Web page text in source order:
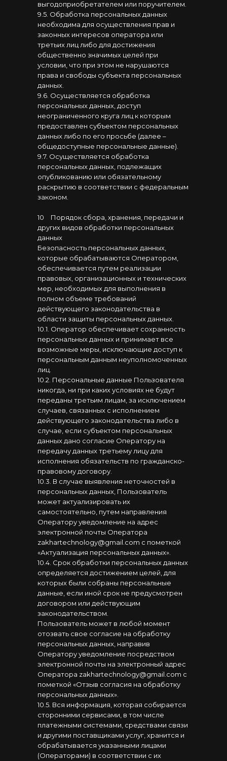
выгодоприобретателем или поручителем.
9.5. Обработка персональных данных
необходима для осуществления прав и
законных интересов оператора или
третьих лиц либо для достижения
общественно значимых целей при
условии, что при этом не нарушаются
права и свободы субъекта персональных
данных.
9.6. Осуществляется обработка
персональных данных, доступ
неограниченного круга лиц к которым
предоставлен субъектом персональных
данных либо по его просьбе (далее –
общедоступные персональные данные).
9.7. Осуществляется обработка
персональных данных, подлежащих
опубликованию или обязательному
раскрытию в соответствии с федеральным
законом.
10
Порядок сбора, хранения, передачи и
других видов обработки персональных
данных
Безопасность персональных данных,
которые обрабатываются Оператором,
обеспечивается путем реализации
правовых, организационных и технических
мер, необходимых для выполнения в
полном объеме требований
действующего законодательства в
области защиты персональных данных.
10.1. Оператор обеспечивает сохранность
персональных данных и принимает все
возможные меры, исключающие доступ к
персональным данным неуполномоченных
лиц.
10.2. Персональные данные Пользователя
никогда, ни при каких условиях не будут
переданы третьим лицам, за исключением
случаев, связанных с исполнением
действующего законодательства либо в
случае, если субъектом персональных
данных дано согласие Оператору на
передачу данных третьему лицу для
исполнения обязательств по гражданско-
правовому договору.
10.3. В случае выявления неточностей в
персональных данных, Пользователь
может актуализировать их
самостоятельно, путем направления
Оператору уведомление на адрес
электронной почты Оператора
zakhartechnology@gmail.com с пометкой
«Актуализация персональных данных».
10.4. Срок обработки персональных данных
определяется достижением целей, для
которых были собраны персональные
данные, если иной срок не предусмотрен
договором или действующим
законодательством.
Пользователь может в любой момент
отозвать свое согласие на обработку
персональных данных, направив
Оператору уведомление посредством
электронной почты на электронный адрес
Оператора zakhartechnology@gmail.com с
пометкой «Отзыв согласия на обработку
персональных данных».
10.5. Вся информация, которая собирается
сторонними сервисами, в том числе
платежными системами, средствами связи
и другими поставщиками услуг, хранится и
обрабатывается указанными лицами
(Операторами) в соответствии с их